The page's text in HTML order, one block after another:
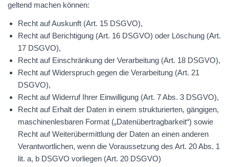
geltend machen können:
Recht auf Auskunft (Art. 15 DSGVO),
Recht auf Berichtigung (Art. 16 DSGVO) oder Löschung (Art.
17 DSGVO),
Recht auf Einschränkung der Verarbeitung (Art. 18 DSGVO),
Recht auf Widerspruch gegen die Verarbeitung (Art. 21
DSGVO),
Recht auf Widerruf Ihrer Einwilligung (Art. 7 Abs. 3 DSGVO),
Recht auf Erhalt der Daten in einem strukturierten, gängigen,
maschinenlesbaren Format („Datenübertragbarkeit“) sowie
Recht auf Weiterübermittlung der Daten an einen anderen
Verantwortlichen, wenn die Voraussetzung des Art. 20 Abs. 1
lit. a, b DSGVO vorliegen (Art. 20 DSGVO)